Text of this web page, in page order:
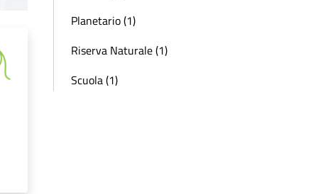
Planetario (1)
Riserva Naturale (1)
Scuola (1)